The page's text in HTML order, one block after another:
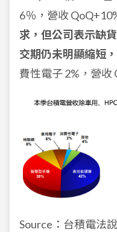
6％，營收
求，但公司表示缺
交期仍未明顯縮短
費性電子 2%，營收
Source：台積電法說